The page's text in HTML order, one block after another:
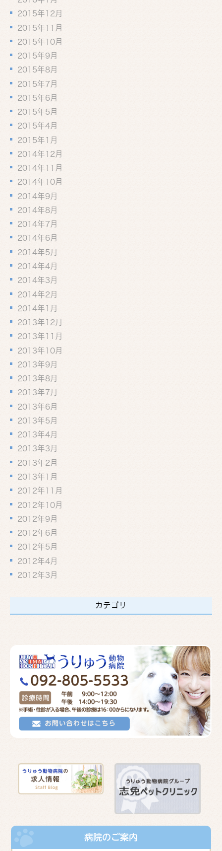
2015年12月
2015年11月
2015年10月
2015年9月
2015年8月
2015年7月
2015年6月
2015年5月
2015年4月
2015年1月
2014年12月
2014年11月
2014年10月
2014年9月
2014年8月
2014年7月
2014年6月
2014年5月
2014年4月
2014年3月
2014年2月
2014年1月
2013年12月
2013年11月
2013年10月
2013年9月
2013年8月
2013年7月
2013年6月
2013年5月
2013年4月
2013年3月
2013年2月
2013年1月
2012年11月
2012年10月
2012年9月
2012年6月
2012年5月
2012年4月
2012年3月
カテゴリ
病院のご案内